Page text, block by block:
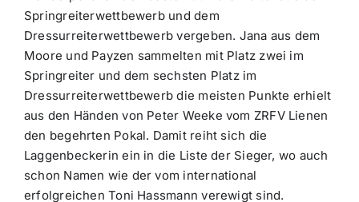
Springreiterwettbewerb und dem
Dressurreiterwettbewerb vergeben. Jana aus dem
Moore und Payzen sammelten mit Platz zwei im
Springreiter und dem sechsten Platz im
Dressurreiterwettbewerb die meisten Punkte erhielt
aus den Händen von Peter Weeke vom ZRFV Lienen
den begehrten Pokal. Damit reiht sich die
Laggenbeckerin ein in die Liste der Sieger, wo auch
schon Namen wie der vom international
erfolgreichen Toni Hassmann verewigt sind.